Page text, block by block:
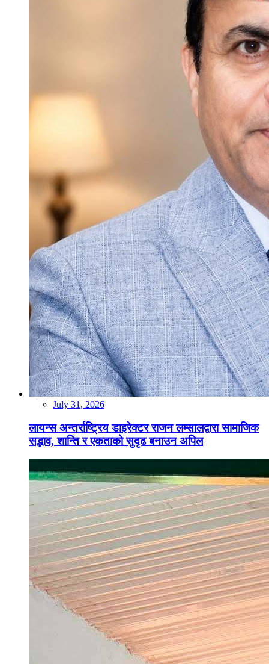
July 31, 2026
लायन्स अन्तर्राष्ट्रिय डाइरेक्टर राजन लम्सालद्वारा सामाजिक
सद्भाव, शान्ति र एकताको सुदृढ बनाउन अपिल